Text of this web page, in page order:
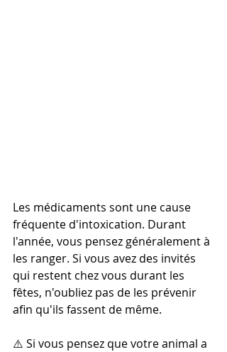
Les médicaments sont une cause
fréquente d'intoxication. Durant
l'année, vous pensez généralement à
les ranger. Si vous avez des invités
qui restent chez vous durant les
fêtes, n'oubliez pas de les prévenir
afin qu'ils fassent de même.
⚠️ Si vous pensez que votre animal a